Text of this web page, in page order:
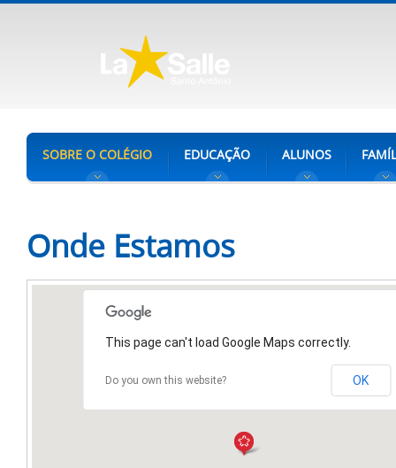
SOBRE O COLÉGIO EDUCAÇÃO ALUNOS
Onde Estamos
This page can't load Google Maps correctly.
Do you own this website? OK